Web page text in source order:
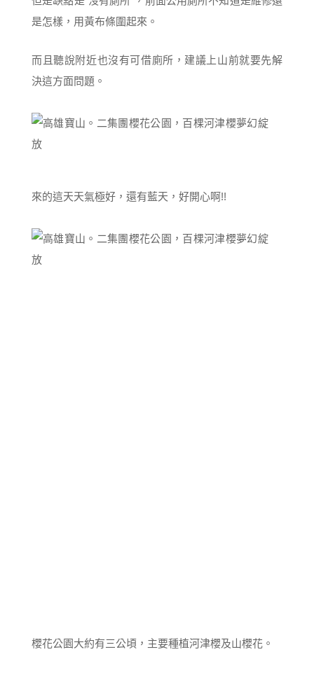
是怎樣，用黃布條圍起來。
而且聽說附近也沒有可借廁所，建議上山前就要先解
決這方面問題。
來的這天天氣極好，還有藍天，好開心啊!!
櫻花公園大約有三公頃，主要種植河津櫻及山櫻花。